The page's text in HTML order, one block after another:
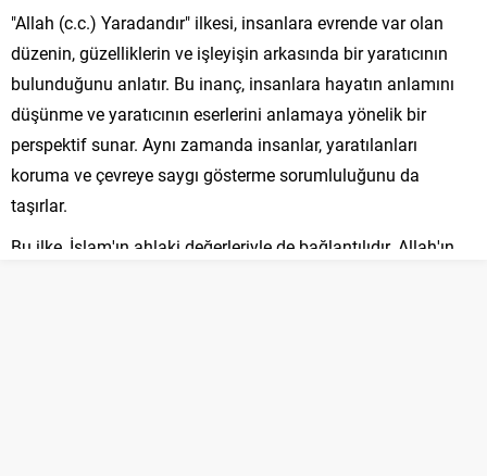
"Allah (c.c.) Yaradandır" ilkesi, insanlara evrende var olan
düzenin, güzelliklerin ve işleyişin arkasında bir yaratıcının
bulunduğunu anlatır. Bu inanç, insanlara hayatın anlamını
düşünme ve yaratıcının eserlerini anlamaya yönelik bir
perspektif sunar. Aynı zamanda insanlar, yaratılanları
koruma ve çevreye saygı gösterme sorumluluğunu da
taşırlar.
Bu ilke, İslam'ın ahlaki değerleriyle de bağlantılıdır. Allah'ın